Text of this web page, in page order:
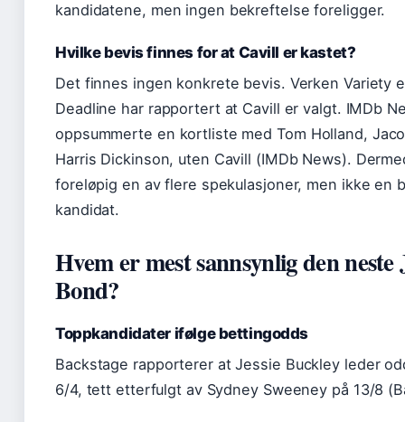
kandidatene, men ingen bekreftelse foreligger.
Hvilke bevis finnes for at Cavill er kastet?
Det finnes ingen konkrete bevis. Verken Variety
Deadline har rapportert at Cavill er valgt. IMDb
oppsummerte en kortliste med Tom Holland,
Harris Dickinson, uten Cavill (IMDb News).
foreløpig en av flere spekulasjoner, men ikke en
kandidat.
Hvem er mest sannsynlig den neste
Bond?
Toppkandidater ifølge bettingodds
Backstage rapporterer at Jessie Buckley leder
6/4, tett etterfulgt av Sydney Sweeney på 13/8